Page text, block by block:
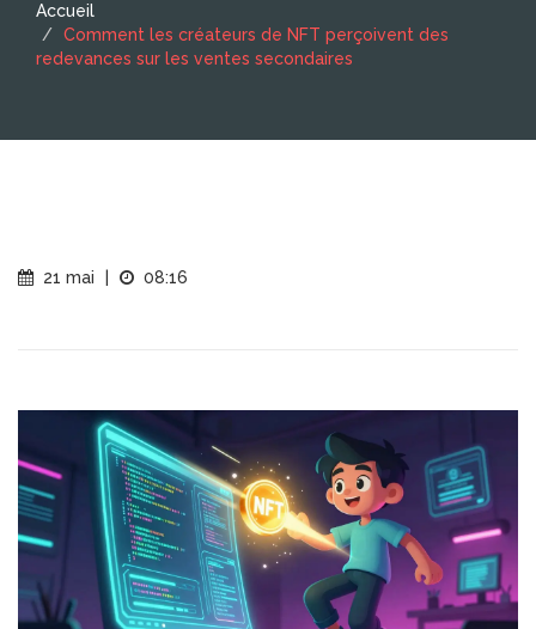
Accueil
Comment les créateurs de NFT perçoivent des
redevances sur les ventes secondaires
21 mai 08:16